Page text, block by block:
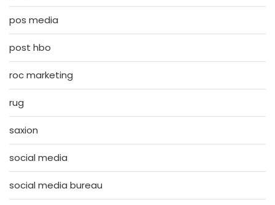
pos media
post hbo
roc marketing
rug
saxion
social media
social media bureau